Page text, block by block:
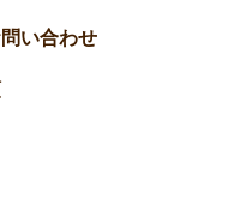
い合わせ